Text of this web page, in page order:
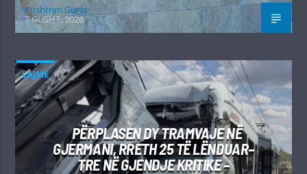
Kushtrim Guraj
7 GUSHT, 2026
LAJME
PËRPLASEN DY TRAMVAJE NË
GJERMANI, RRETH 25 TË LËNDUAR–
TRE NË GJENDJE KRITIKE –